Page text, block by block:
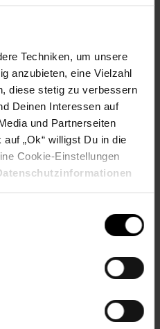
Techniken, um unsere
anzubieten, eine Vielzahl
diese stetig zu verbessern
Deinen Interessen auf
und Partnerseiten
„Ok“ willigst Du in die
Cookie-Einstellungen
Verkauf wird an
Wir unterstützen am
Erwachsene, welche z.B. an
Benachteiligungen leiden.
e.V.' und 'Amnesty
mit. Danke Dir dafür!
aus der Familie
Metall. Ich bin 110 cm
(Arbeitsfläche 76 cm
durch 3 Ablagefächer,
wasserabweisend
Schülerschreibtisch für
- als Bürotisch PC-Tisch /